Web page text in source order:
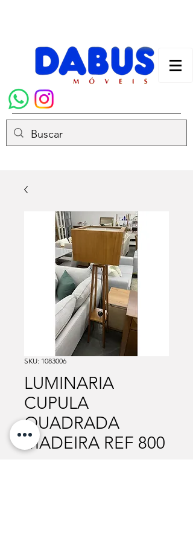
SKU: 1083006
LUMINARIA
CUPULA
QUADRADA
MADEIRA REF 800